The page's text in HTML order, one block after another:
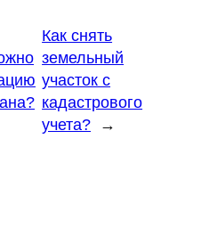
Как снять
земельный
участок с
кадастрового
учета?
→